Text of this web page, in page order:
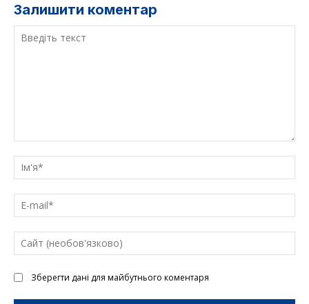
Залишити коментар
текст
Зберегти дані для майбутнього коментаря